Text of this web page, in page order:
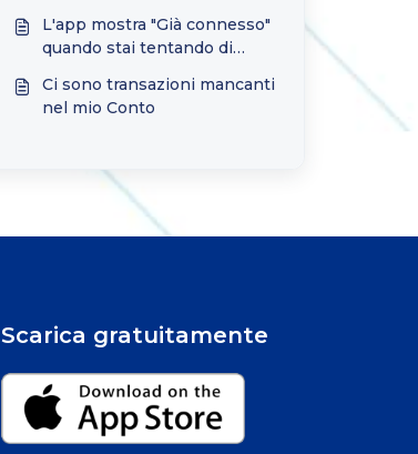
conto bancario.
L'app mostra "Già connesso"
quando stai tentando di
Ci sono transazioni mancanti
nel mio Conto
Scarica gratuitamente